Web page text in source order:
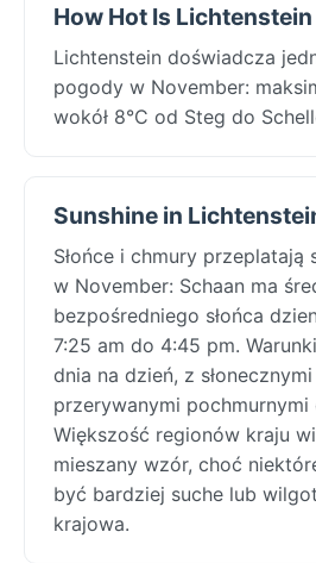
How Hot Is
Lichtenstein doświadcza
pogody w November:
wokół 8°C od Steg do
Sunshine in
Słońce i chmury przeplatają
w November: Schaan ma
bezpośredniego słońca
7:25 am do 4:45 pm.
dnia na dzień, z
przerywanymi pochmurnymi
Większość regionów kraju
mieszany wzór, choć
być bardziej suche lub
krajowa.